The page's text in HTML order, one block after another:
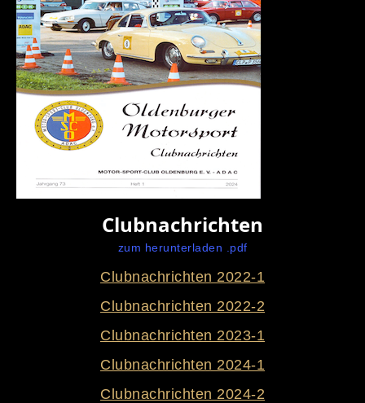
Clubnachrichten
zum herunterladen .pdf
Clubnachrichten 2022-1
Clubnachrichten 2022-2
Clubnachrichten 2023-1
Clubnachrichten 2024-1
Clubnachrichten 2024-2